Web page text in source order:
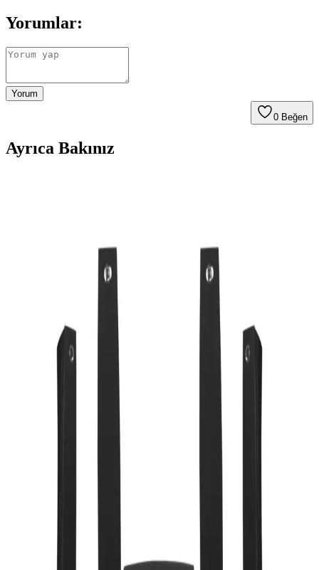
Yorumlar:
Yorum
0 Beğen
Ayrıca Bakınız
ev ses sistemlerinde üstün performans sunar. Farklı modellerle güçlü
ve net ses deneyimi sağlar.
20 cm Subwoofer Kabin Ölçüleri ve Tasarım
Yaklaşımları ile Performans Optimizasyonu
20 cm subwoofer kabin ölçüleri, hoparlör çapı ve teknik
parametrelere göre değişir. Doğru hacim ve yapı seçimi, rezonans ve
hava akışını optimize ederek üstün bas kalitesi sağlar.
Prolink Subwoofer Kablosu 1.5m Yüksek Kalite ve
Dayanıklılık Sunan Ses Bağlantısı
Prolink Subwoofer Kablosu, 1,5 metre uzunluğuyla yüksek kaliteli
dengeli ve güçlü ses sunar. Bilgisayar ve televizyonla uyumlu, film